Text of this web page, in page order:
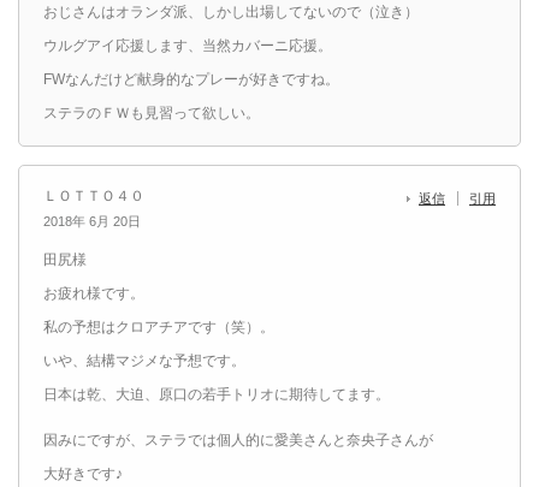
おじさんはオランダ派、しかし出場してないので（泣き）
ウルグアイ応援します、当然カバーニ応援。
FWなんだけど献身的なプレーが好きですね。
ステラのＦＷも見習って欲しい。
ＬＯＴＴＯ４０
2018年 6月 20日
返信 引用
田尻様
お疲れ様です。
私の予想はクロアチアです（笑）。
いや、結構マジメな予想です。
日本は乾、大迫、原口の若手トリオに期待してます。
因みにですが、ステラでは個人的に愛美さんと奈央子さんが
大好きです♪